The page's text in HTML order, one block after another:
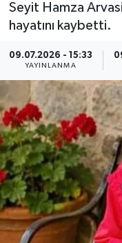
Seyit Hamza Arvasi
hayatını kaybetti.
09.07.2026 - 15:33
YAYINLANMA
Eğitim
Ekonomi
Eleman
Emlak
Gündem
Gurme
Haber
Haber Arşivi